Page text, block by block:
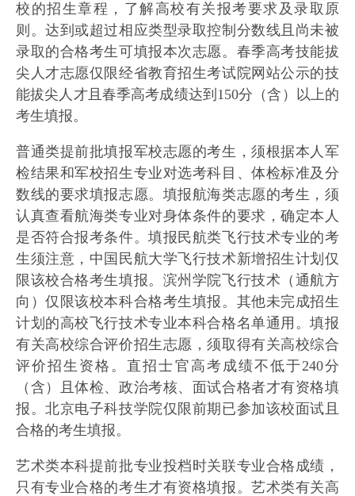
校的招生章程，了解高校有关报考要求及录取原
则。达到或超过相应类型录取控制分数线且尚未被
录取的合格考生可填报本次志愿。春季高考技能拔
尖人才志愿仅限经省教育招生考试院网站公示的技
能拔尖人才且春季高考成绩达到150分（含）以上的
考生填报。
普通类提前批填报军校志愿的考生，须根据本人军
检结果和军校招生专业对选考科目、体检标准及分
数线的要求填报志愿。填报航海类志愿的考生，须
认真查看航海类专业对身体条件的要求，确定本人
是否符合报考条件。填报民航类飞行技术专业的考
生须注意，中国民航大学飞行技术新增招生计划仅
限该校合格考生填报。滨州学院飞行技术（通航方
向）仅限该校本科合格考生填报。其他未完成招生
计划的高校飞行技术专业本科合格名单通用。填报
有关高校综合评价招生志愿，须取得有关高校综合
评价招生资格。直招士官高考成绩不低于240分
（含）且体检、政治考核、面试合格者才有资格填
报。北京电子科技学院仅限前期已参加该校面试且
合格的考生填报。
艺术类本科提前批专业投档时关联专业合格成绩，
只有专业合格的考生才有资格填报。艺术类有关高